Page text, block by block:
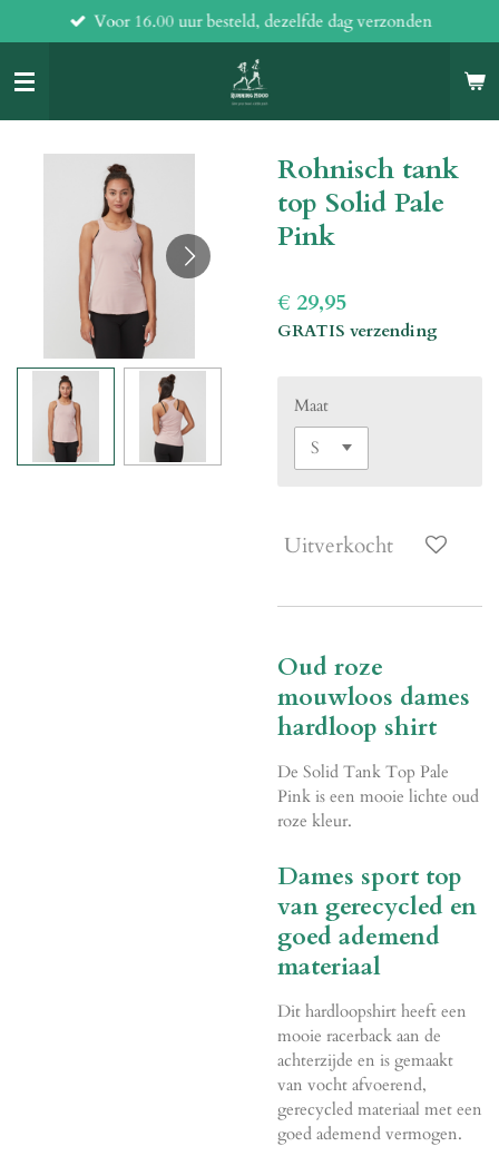
direct
naar
de
hoofdinhoud
Voor 16.00 uur besteld, dezelfde dag verzonden
Rohnisch tank
top Solid Pale
Pink
€ 29,95
GRATIS verzending
Maat
Uitverkocht
Oud roze
mouwloos dames
hardloop shirt
De Solid Tank Top Pale
Pink is een mooie lichte oud
roze kleur.
Dames sport top
van gerecycled en
goed ademend
materiaal
Dit hardloopshirt heeft een
mooie racerback aan de
achterzijde en is gemaakt
van vocht afvoerend,
gerecycled materiaal met een
goed ademend vermogen.